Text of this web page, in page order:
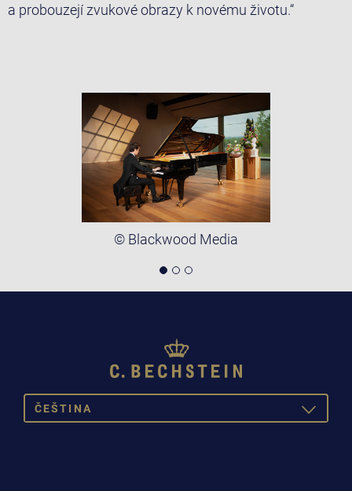
a probouzejí zvukové obrazy k novému životu.“
© Blackwood Media
ČEŠTINA
TOGGLE